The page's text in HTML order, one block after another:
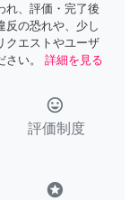
れ、評価・完了後
反の恐れや、少し
クエストやユーザ
い。
詳細を見る
tag_faces
評価制度
stars